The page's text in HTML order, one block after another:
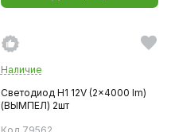
Наличие
Светодиод H1 12V (2x4000 lm)
(ВЫМПЕЛ) 2шт